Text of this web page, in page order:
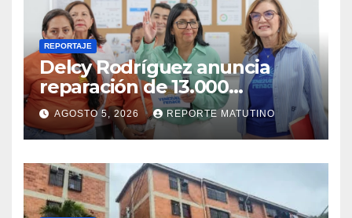
REPORTAJE
Delcy Rodríguez anuncia
reparación de 13.000
viviendas afectadas por los
terremotos
AGOSTO 5, 2026 REPORTE MATUTINO